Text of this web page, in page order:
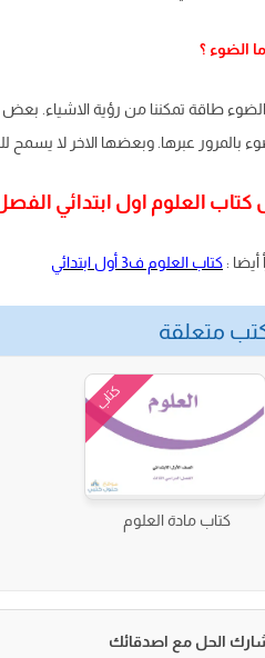
الضوء ؟
طاقة تمكننا من رؤية الاشياء.
بالمرور عبرها. وبعضها الاخر لا يسمح
كتاب العلوم اول ابتدائي
أيضا :كتاب العلوم ف3 أول ابتدائي
متعلقة
كتاب
كتاب مادة العلوم
الحل مع اصدقائك